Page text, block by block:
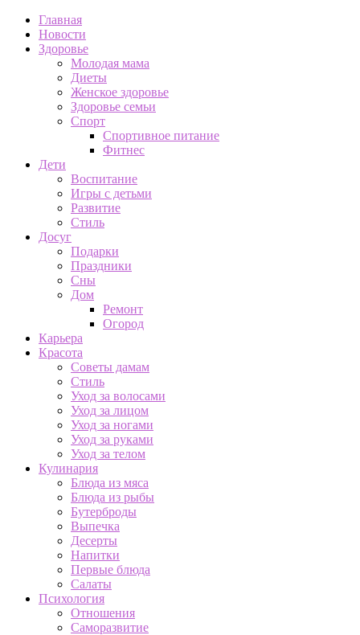
Главная
Новости
Здоровье
Молодая мама
Диеты
Женское здоровье
Здоровье семьи
Спорт
Спортивное питание
Фитнес
Дети
Воспитание
Игры с детьми
Развитие
Стиль
Досуг
Подарки
Праздники
Сны
Дом
Ремонт
Огород
Карьера
Красота
Советы дамам
Стиль
Уход за волосами
Уход за лицом
Уход за ногами
Уход за руками
Уход за телом
Кулинария
Блюда из мяса
Блюда из рыбы
Бутерброды
Выпечка
Десерты
Напитки
Первые блюда
Салаты
Психология
Отношения
Саморазвитие